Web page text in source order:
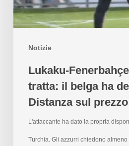
Notizie
Lukaku-
tratta: il belga ha
Distanza sul prezzo
L'attaccante ha dato la propria
Turchia. Gli azzurri chiedono